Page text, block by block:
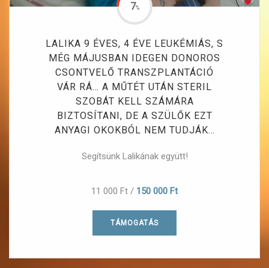
LALIKA 9 ÉVES, 4 ÉVE LEUKÉMIÁS, S
MÉG MÁJUSBAN IDEGEN DONOROS
CSONTVELŐ TRANSZPLANTÁCIÓ
VÁR RÁ… A MŰTÉT UTÁN STERIL
SZOBÁT KELL SZÁMÁRA
BIZTOSÍTANI, DE A SZÜLŐK EZT
ANYAGI OKOKBÓL NEM TUDJÁK…
Segítsünk Lalikának együtt!
7%
11 000 Ft / 150 000 Ft
TÁMOGATÁS